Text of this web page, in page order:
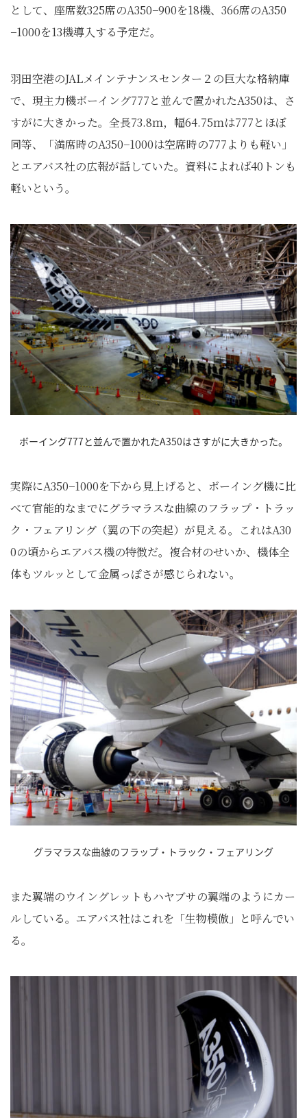
として、座席数325席のA350−900を18機、366席のA350
−1000を13機導入する予定だ。
羽田空港のJALメインテナンスセンター２の巨大な格納庫
で、現主力機ボーイング777と並んで置かれたA350は、さ
すがに大きかった。全長73.8ｍ，幅64.75ｍは777とほぼ
同等、「満席時のA350−1000は空席時の777よりも軽い」
とエアバス社の広報が話していた。資料によれば40トンも
軽いという。
ボーイング777と並んで置かれたA350はさすがに大きかった。
実際にA350−1000を下から見上げると、ボーイング機に比
べて官能的なまでにグラマラスな曲線のフラップ・トラッ
ク・フェアリング（翼の下の突起）が見える。これはA30
0の頃からエアバス機の特徴だ。複合材のせいか、機体全
体もツルッとして金属っぽさが感じられない。
グラマラスな曲線のフラップ・トラック・フェアリング
また翼端のウイングレットもハヤブサの翼端のようにカー
ルしている。エアバス社はこれを「生物模倣」と呼んでい
る。